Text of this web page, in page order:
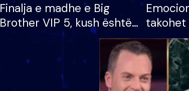
Finalja e madhe e Big
Brother VIP 5, kush është
banori i parë që lë shtëpinë
dhe humb mundësinë për
të fituar çmimin e madh
vajzën
S’kemi
apo jo?